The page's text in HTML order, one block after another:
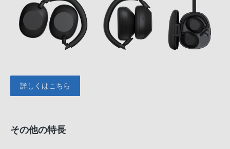
詳しくはこちら
その他の特長